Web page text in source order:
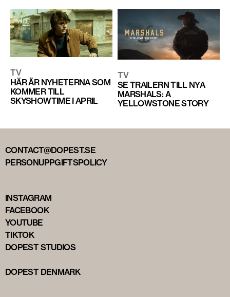
TV
HÄR ÄR NYHETERNA SOM
KOMMER TILL
SKYSHOWTIME I APRIL
TV
SE TRAILERN TILL NYA
MARSHALS: A
YELLOWSTONE STORY
CONTACT@DOPEST.SE
PERSONUPPGIFTSPOLICY
INSTAGRAM
FACEBOOK
YOUTUBE
TIKTOK
DOPEST STUDIOS
DOPEST DENMARK